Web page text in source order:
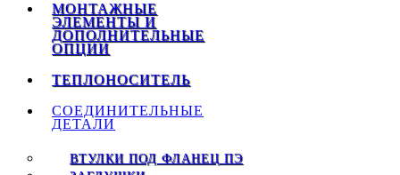
МОНТАЖНЫЕ
ЭЛЕМЕНТЫ И
ДОПОЛНИТЕЛЬНЫЕ
ОПЦИИ
ТЕПЛОНОСИТЕЛЬ
СОЕДИНИТЕЛЬНЫЕ
ДЕТАЛИ
ВТУЛКИ ПОД ФЛАНЕЦ ПЭ